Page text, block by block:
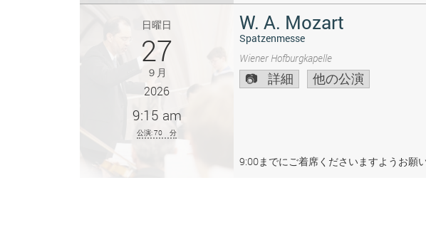
日曜日
27
９月
2026
9:15 am
公演: 70 分
W. A. Mozart
Spatzenmesse
Wiener Hofburgkapelle
詳細 他の公演
9:00までにご着席くださいますようお願